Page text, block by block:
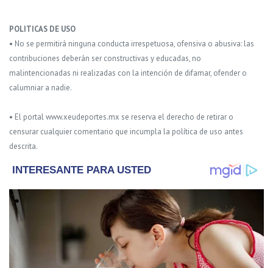
POLITICAS DE USO
• No se permitirá ninguna conducta irrespetuosa, ofensiva o abusiva: las
contribuciones deberán ser constructivas y educadas, no
malintencionadas ni realizadas con la intención de difamar, ofender o
calumniar a nadie.
• El portal www.xeudeportes.mx se reserva el derecho de retirar o
censurar cualquier comentario que incumpla la política de uso antes
descrita.